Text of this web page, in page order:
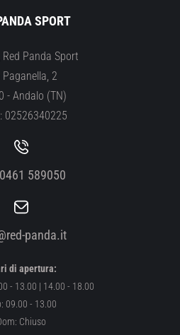
SPORT
Red Panda Sport
Paganella, 2
- Andalo (TN)
02526340225
589050
panda.it
di apertura:
- 13.00 | 14.00 - 18.00
09.00 - 13.00
Chiuso